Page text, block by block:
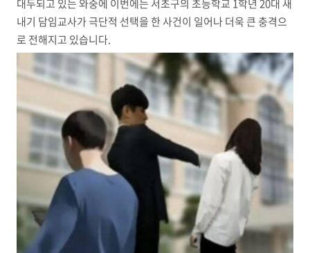
대두되고 있는 와중에 이번에는 서초구의 초등학교 1학년 20대 새
내기 담임교사가 극단적 선택을 한 사건이 일어나 더욱 큰 충격으
로 전해지고 있습니다.